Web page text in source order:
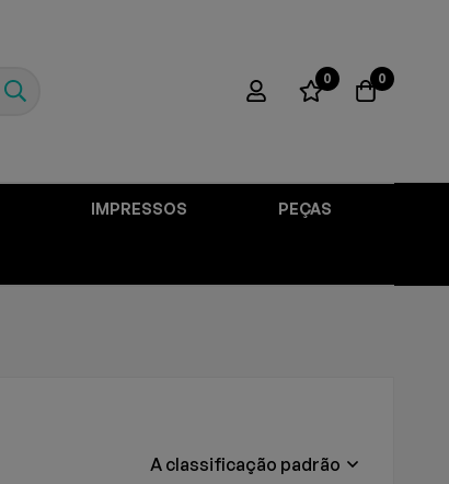
0 0
IMPRESSOS PEÇAS
A classificação padrão